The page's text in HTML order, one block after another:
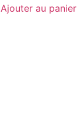
Ajouter au panier